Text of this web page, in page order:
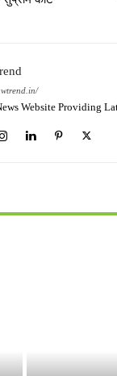
Website Providing